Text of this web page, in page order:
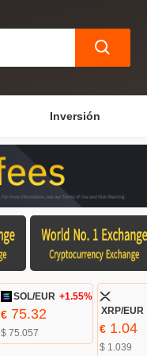
Inversión
SOL/EUR +1.55%
€ 75.32
$ 75.057
XRP/EUR
€ 1.04
$ 1.039